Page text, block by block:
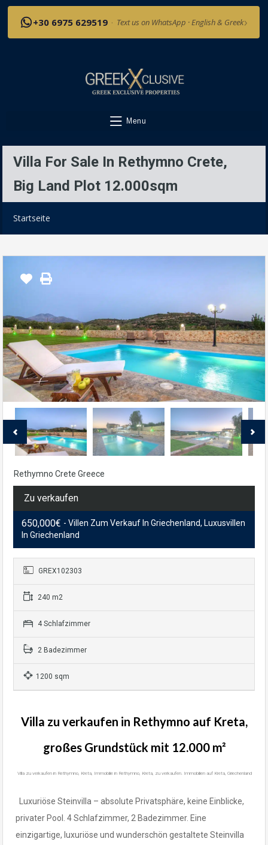
+30 6975 629519 · Text us on WhatsApp · English & Greek›
Menu
Villa For Sale In Rethymno Crete,
Big Land Plot 12.000sqm
Startseite
Rethymno Crete Greece
Zu verkaufen
650,000€ - Villen Zum Verkauf In Griechenland, Luxusvillen
In Griechenland
GREX102303
240 m2
4 Schlafzimmer
2 Badezimmer
1200 sqm
Villa zu verkaufen in Rethymno auf Kreta,
großes Grundstück mit 12.000 m²
Villa zu verkaufen in Rethymno, Kreta, Immobilie in Rethymno, Kreta, zu verkaufen. Immobilien auf Kreta, Griechenland
Luxuriöse Steinvilla – absolute Privatsphäre, keine Einblicke,
privater Pool. 4 Schlafzimmer, 2 Badezimmer. Eine
einzigartige, luxuriöse und wunderschön gestaltete Steinvilla